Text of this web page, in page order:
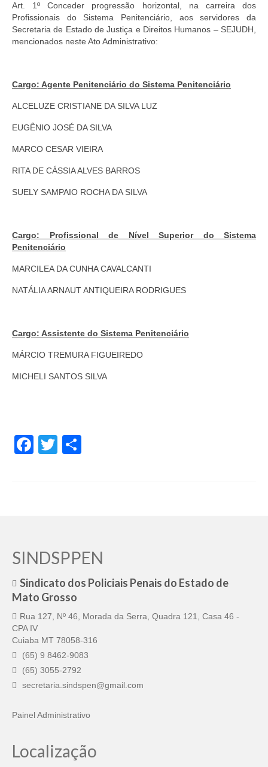
Convênios
Fale Conosco
Área do Filiado
Regimento interno do Sindsppen
Art. 1º Conceder progressão horizontal, na carreira dos
Profissionais do Sistema Penitenciário, aos servidores da
Secretaria de Estado de Justiça e Direitos Humanos – SEJUDH,
mencionados neste Ato Administrativo:
Cargo: Agente Penitenciário do Sistema Penitenciário
ALCELUZE CRISTIANE DA SILVA LUZ
EUGÊNIO JOSÉ DA SILVA
MARCO CESAR VIEIRA
RITA DE CÁSSIA ALVES BARROS
SUELY SAMPAIO ROCHA DA SILVA
Cargo: Profissional de Nível Superior do Sistema
Penitenciário
MARCILEA DA CUNHA CAVALCANTI
NATÁLIA ARNAUT ANTIQUEIRA RODRIGUES
Cargo: Assistente do Sistema Penitenciário
MÁRCIO TREMURA FIGUEIREDO
MICHELI SANTOS SILVA
Facebook
Twitter
SINDSPPEN
Sindicato dos Policiais Penais do Estado de
Mato Grosso
Rua 127, Nº 46, Morada da Serra, Quadra 121, Casa 46 -
CPA IV
Cuiaba MT 78058-316
(65) 9 8462-9083
(65) 3055-2792
secretaria.sindspen@gmail.com
Painel Administrativo
Localização